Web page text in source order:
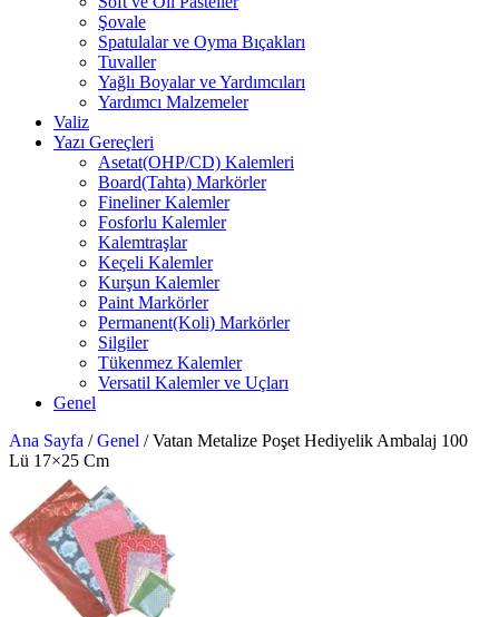
Şovale
Spatulalar ve Oyma Bıçakları
Tuvaller
Yağlı Boyalar ve Yardımcıları
Yardımcı Malzemeler
Valiz
Yazı Gereçleri
Asetat(OHP/CD) Kalemleri
Board(Tahta) Markörler
Fineliner Kalemler
Fosforlu Kalemler
Kalemtraşlar
Keçeli Kalemler
Kurşun Kalemler
Paint Markörler
Permanent(Koli) Markörler
Silgiler
Tükenmez Kalemler
Versatil Kalemler ve Uçları
Genel
Ana Sayfa / Genel / Vatan Metalize Poşet Hediyelik Ambalaj 100
Lü 17×25 Cm